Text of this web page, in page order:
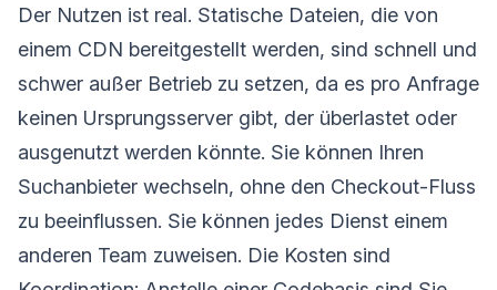
Der Nutzen ist real. Statische Dateien, die von
einem CDN bereitgestellt werden, sind schnell und
schwer außer Betrieb zu setzen, da es pro Anfrage
keinen Ursprungsserver gibt, der überlastet oder
ausgenutzt werden könnte. Sie können Ihren
Suchanbieter wechseln, ohne den Checkout-Fluss
zu beeinflussen. Sie können jedes Dienst einem
anderen Team zuweisen. Die Kosten sind